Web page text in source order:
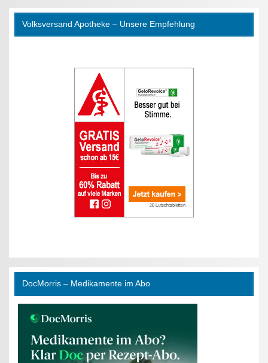
Volksversand Apotheke – Unsere Empfehlung
DocMorris – Medikamente im Abo